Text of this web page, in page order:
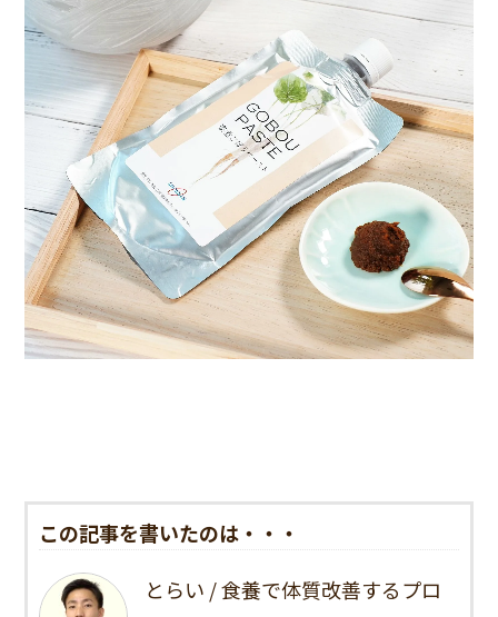
この記事を書いたのは・・・
とらい / 食養で体質改善するプロ